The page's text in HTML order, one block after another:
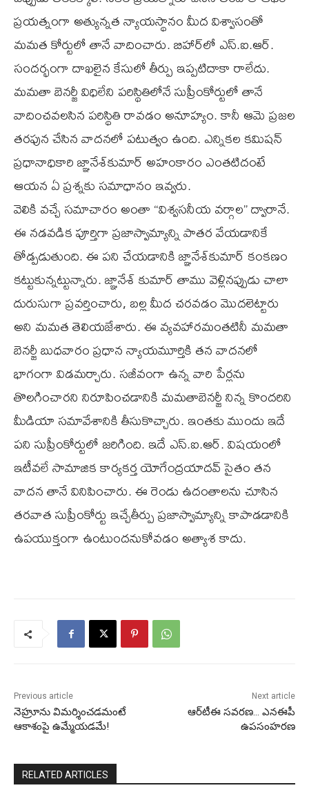
ప్రయత్నంగా అత్యున్నత న్యాయస్థానం మీద విశ్వాసంతో
మమత కోర్టులో తానే వాదించారు. బిహార్‌లో ఎస్.ఐ.ఆర్.
సందర్భంగా దాఖలైన కేసులో తీర్పు ఇప్పటిదాకా రాలేదు.
మమతా బెనర్జీ విధిలేని పరిస్థితిలోనే సుప్రీంకోర్టులో తానే
వాదించవలసిన పరిస్థితి రావడం అనూహ్యం. కానీ ఆమె ప్రజల
తరఫున చేసిన వాదనలో పటుత్వం ఉంది. ఎన్నికల కమిషన్
ప్రధానాధికారి జ్ఞానేశ్‌కుమార్ అహంకారం ఎంతటిదంటే
ఆయన ఏ ప్రశ్నకు సమాధానం ఇవ్వరు.
వెలికి వచ్చే సమాచారం అంతా “విశ్వసనీయ వర్గాల” ద్వారానే.
ఈ నడవడిక పూర్తిగా ప్రజాస్వామ్యాన్ని పాతర వేయడానికే
తోడ్పడుతుంది. ఈ పని చేయడానికి జ్ఞానేశ్‌కుమార్ కంకణం
కట్టుకున్నట్టున్నారు. జ్ఞానేశ్ కుమార్ తాము వెళ్లినప్పుడు చాలా
దురుసుగా ప్రవర్తించారు, బల్ల మీద చరవడం మొదలెట్టారు
అని మమత తెలియజేశారు. ఈ వ్యవహారమంతటినీ మమతా
బెనర్జీ బుధవారం ప్రధాన న్యాయమూర్తికి తన వాదనలో
భాగంగా విడమర్చారు. సజీవంగా ఉన్న వారి పేర్లను
తొలగించారని నిరూపించడానికి మమతాబెనర్జీ నిన్న కొందరిని
మీడియా సమావేశానికి తీసుకొచ్చారు. ఇంతకు ముందు ఇదే
పని సుప్రీంకోర్టులో జరిగింది. ఇదే ఎస్.ఐ.ఆర్. విషయంలో
ఇటీవలే సామాజిక కార్యకర్త యోగేంద్రయాదవ్ సైతం తన
వాదన తానే వినిపించారు. ఈ రెండు ఉదంతాలను చూసిన
తరవాత సుప్రీంకోర్టు ఇచ్చేతీర్పు ప్రజాస్వామ్యాన్ని కాపాడడానికి
ఉపయుక్తంగా ఉంటుందనుకోవడం అత్యాశ కాదు.
Previous article
నెహ్రూను విమర్శించడమంటే
ఆకాశంపై ఉమ్మేయడమే!
Next article
ఆర్‌టీఈ సవరణ… ఎనఈపీ
ఉపసంహరణ
RELATED ARTICLES